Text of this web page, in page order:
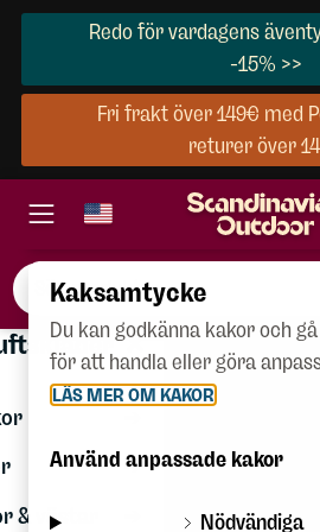
Redo för vardagens
-15% >>
Fri frakt över 149€ med
returer över
Friluftskläder
Dam
Skor &
×
& västar
Kaksamtycke
Du kan godkänna kakor och
för att handla eller göra
LÄS MER OM KAKOR
Använd anpassade kakor
Nödvändiga